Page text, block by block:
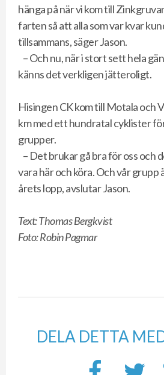
hänga på när vi kom till
farten så att alla som var kvar
tillsammans, säger Jason.
– Och nu, när i stort sett hela
känns det verkligen jätteroligt.
Hisingen CK kom till Motala och
km med ett hundratal cyklister
grupper.
– Det brukar gå bra för oss och
vara här och köra. Och vår grupp
årets lopp, avslutar Jason.
Text: Thomas Bergkvist
Foto: Robin Pagmar
DELA DETTA